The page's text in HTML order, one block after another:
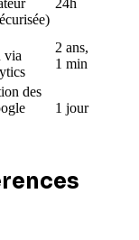
via
2 ans,
1 min
des
1 jour